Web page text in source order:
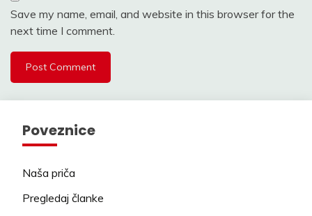
Save my name, email, and website in this browser for the
next time I comment.
Poveznice
Naša priča
Pregledaj članke